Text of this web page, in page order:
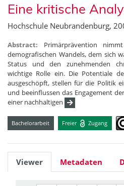
Eine kritische
Hochschule Neubrandenburg,
Abstract: Primärprävention
demografischen Wandels, dem sich
Status und den zunehmenden
wichtige Rolle ein. Die Potentiale
ausgeschöpft, stellen für die Politik
und beeinflussen das Engagement
einer nachhaltigen
Bachelorarbeit Freier Zugang
Viewer Metadaten